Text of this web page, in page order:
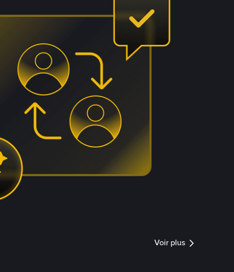
Voir plus